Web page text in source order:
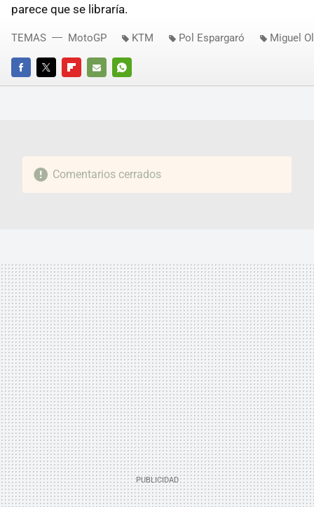
parece que se libraría.
FACEBOOKTWITTERFLIPBOARD
E-
WHATSAPP
TEMAS MotoGP KTM Pol Espargaró Miguel
Comentarios cerrados